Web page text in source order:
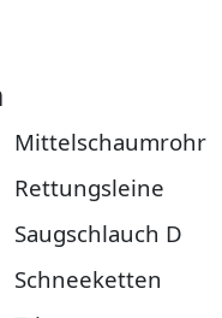
Mittelschaumrohr
Rettungsleine
Saugschlauch D
Schneeketten